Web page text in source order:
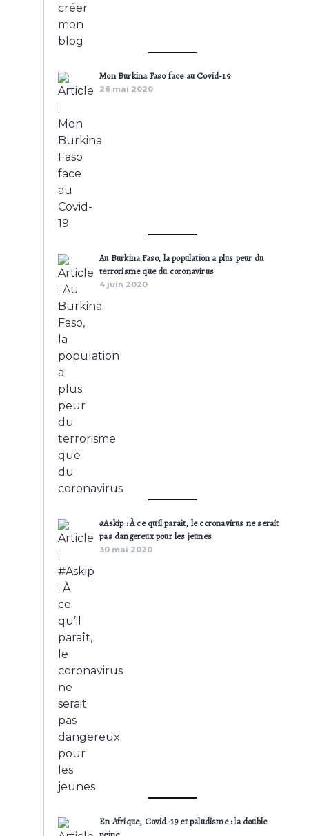
Mon Burkina Faso face au Covid-19
26 mai 2020
Au Burkina Faso, la population a plus peur du
terrorisme que du coronavirus
4 juin 2020
#Askip : À ce qu’il paraît, le coronavirus ne serait
pas dangereux pour les jeunes
30 mai 2020
En Afrique, Covid-19 et paludisme : la double